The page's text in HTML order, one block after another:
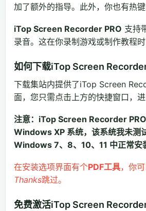
加了额外的指导。此外，你也有热键
iTop Screen Recorder PRO 支持
录音。这在你录制游戏或制作教程时
如何下载iTop Screen
下载集站内提供了iTop Screen
面，您只需点击上方的快捷窗口，进
注意：iTop Screen Recorder
Windows XP 系统，该系统我未测
Windows 7、8、10、11 中正常安
在安装选项界面有个PDF工具，你
Thanks跳过。
免费激活iTop Screen